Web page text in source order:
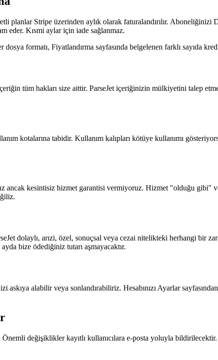
planlar Stripe üzerinden aylık olarak faturalandırılır.
eder. Kısmi aylar için iade sağlanmaz.
dosya formatı, Fiyatlandırma sayfasında belgelenen farklı sayıda
tüm hakları size aittir. ParseJet içeriğinizin mülkiyetini talep
kotalarına tabidir. Kullanım kalıpları kötüye kullanımı
ancak kesintisiz hizmet garantisi vermiyoruz. Hizmet "olduğu gibi"
dolaylı, arızi, özel, sonuçsal veya cezai nitelikteki herhangi bir
bize ödediğiniz tutarı aşmayacaktır.
askıya alabilir veya sonlandırabiliriz. Hesabınızı Ayarlar
değişiklikler kayıtlı kullanıcılara e-posta yoluyla